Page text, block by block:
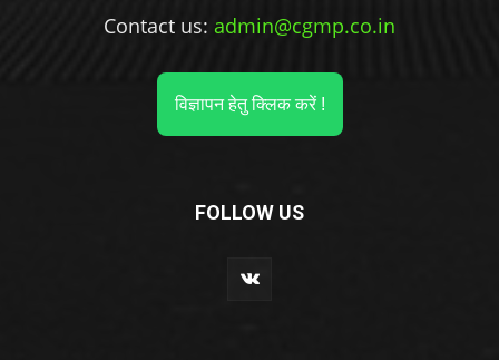
Contact us: admin@cgmp.co.in
विज्ञापन हेतु क्लिक करें !
FOLLOW US